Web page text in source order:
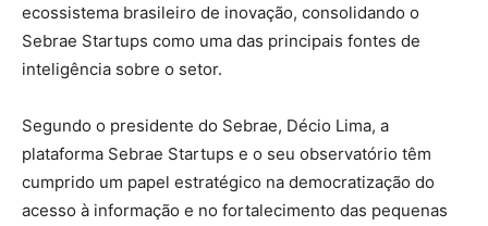
ecossistema brasileiro de inovação, consolidando o
Sebrae Startups como uma das principais fontes de
inteligência sobre o setor.
Segundo o presidente do Sebrae, Décio Lima, a
plataforma Sebrae Startups e o seu observatório têm
cumprido um papel estratégico na democratização do
acesso à informação e no fortalecimento das pequenas